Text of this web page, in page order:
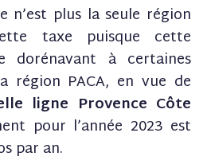
n’est plus la seule région
taxe puisque cette
dorénavant à certaines
région PACA, en vue de
ligne Provence Côte
pour l’année 2023 est
par an.